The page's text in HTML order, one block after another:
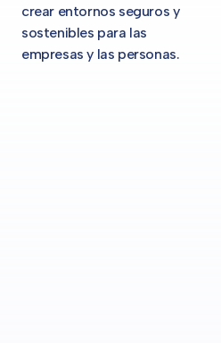
crear entornos seguros y
sostenibles para las
empresas y las personas.